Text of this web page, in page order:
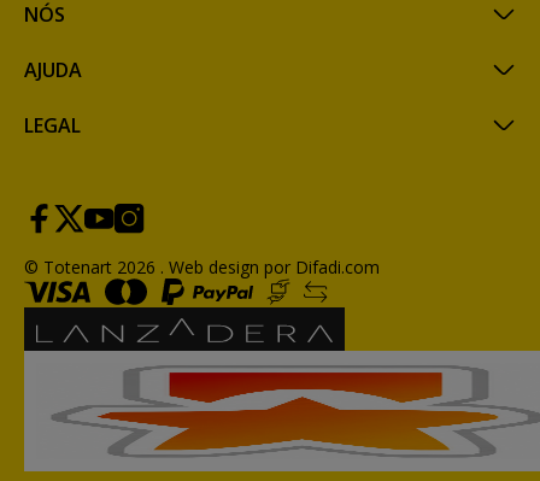
NÓS
AJUDA
LEGAL
© Totenart 2026 . Web design por Difadi.com